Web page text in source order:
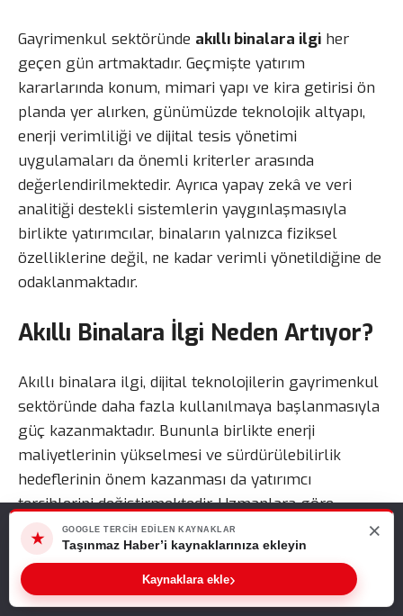
Gayrimenkul sektöründe akıllı binalara ilgi her
geçen gün artmaktadır. Geçmişte yatırım
kararlarında konum, mimari yapı ve kira getirisi ön
planda yer alırken, günümüzde teknolojik altyapı,
enerji verimliliği ve dijital tesis yönetimi
uygulamaları da önemli kriterler arasında
değerlendirilmektedir. Ayrıca yapay zekâ ve veri
analitiği destekli sistemlerin yaygınlaşmasıyla
birlikte yatırımcılar, binaların yalnızca fiziksel
özelliklerine değil, ne kadar verimli yönetildiğine de
odaklanmaktadır.
Akıllı Binalara İlgi Neden Artıyor?
Akıllı binalara ilgi, dijital teknolojilerin gayrimenkul
sektöründe daha fazla kullanılmaya başlanmasıyla
güç kazanmaktadır. Bununla birlikte enerji
maliyetlerinin yükselmesi ve sürdürülebilirlik
hedeflerinin önem kazanması da yatırımcı
tercihlerini değiştirmektedir. Uzmanlara göre
modern yapılarda yalnızca estetik ve konum yeterli
görülmemektedir. Ayrıca enerji yönetimi, dijital
kontrol sistemleri ve operasyonel verimlilik de
yatırım kararlarını doğrudan etkilemektedir.
Web sitemizde size en iyi deneyimi sunabilmemiz için çerezleri
kullanıyoruz. Bu siteyi kullanmaya devam ederseniz, bunu kabul
ettiğinizi varsayarız.
Tamam
★
GOOGLE TERCIH EDILEN KAYNAKLAR
Taşınmaz Haber’i kaynaklarınıza ekleyin
Kaynaklara ekle›
×